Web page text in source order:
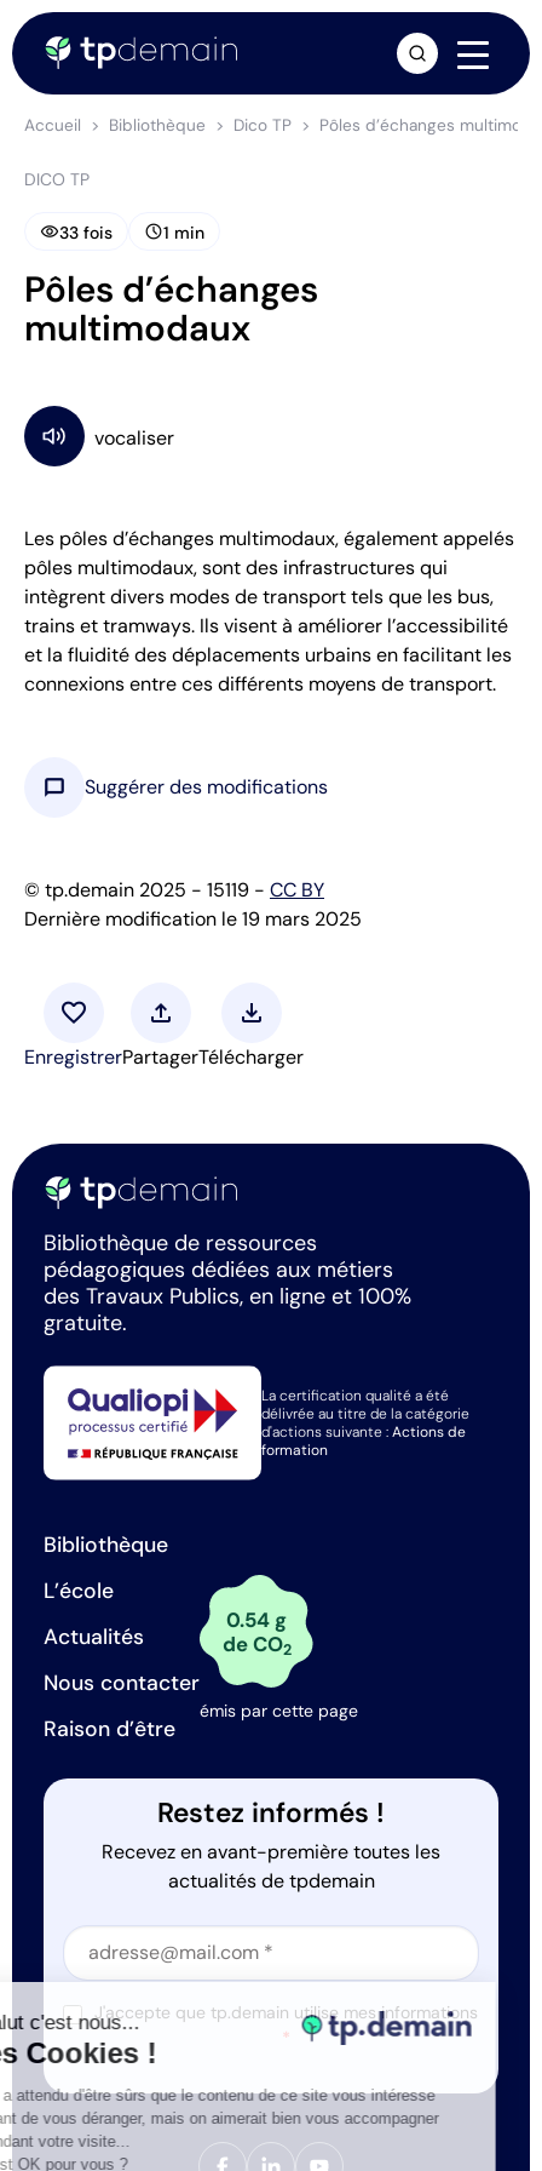
Accueil Bibliothèque Dico TP Pôles d’échanges
DICO TP
visibility33 fois schedule1 min
Pôles d’échanges
multimodaux
Les pôles d’échanges multimodaux, également appelés
pôles multimodaux, sont des infrastructures qui
intègrent divers modes de transport tels que les bus,
trains et tramways. Ils visent à améliorer l’accessibilité
et la fluidité des déplacements urbains en facilitant les
connexions entre ces différents moyens de transport.
chat_bubble Suggérer des modifications
© tp.demain 2025 - 15119 - CC BY
Dernière modification le 19 mars 2025
favorite
Enregistrer
upload
Partager
download
Télécharger
Bibliothèque de ressources
pédagogiques dédiées aux métiers
des Travaux Publics, en ligne et 100%
gratuite.
La certification qualité a été
délivrée au titre de la catégorie
d'actions suivante :Actions de
formation
Bibliothèque
L’école
Actualités
Nous contacter
Raison d’être
0.54 g
de CO2
émis par cette page
Restez informés !
Recevez en avant-première toutes les
actualités de tpdemain
Section
arrow_forward
Section
J'accepte que tp.demain utilise mes informations
*
Salut c'est nous...
les Cookies !
On a attendu d'être sûrs que le contenu de ce site vous intéresse
avant de vous déranger, mais on aimerait bien vous accompagner
pendant votre visite...
C'est OK pour vous ?